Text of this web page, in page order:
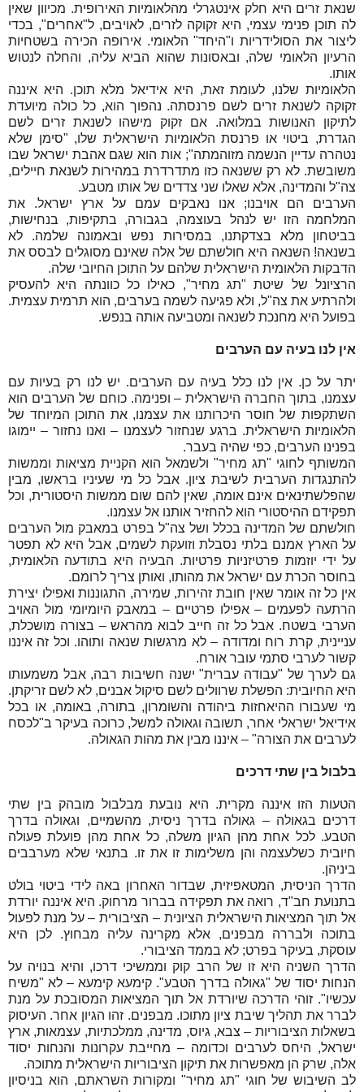
שנאת זרים היא חלק אינטגרלי מהלאומיות האירופית. מכיוון שאין
לה תוכן פנימי עצמי, היא זקוקה לזרים, לאויבים, ל"אחרים", בכדי
ליצור את הסולידריות ו"היחד" הלאומי. אירופה הכירה בשטחיות
הרעיון הלאומי שלה, ובאסונות שהוא הביא עליה, והחלה לנטוש
אותו.
הלאומיות שלנו, לעומת זאת, היא אידיאל מלא תוכן. היא איננה
זקוקה לשנאת זרים לשם פרנסתה. נהפוך הוא, כל כולה מיועדת
לתיקון האנושות במלואה. אם זקוק מישהו לשנאת זרים לשם
הגדרת, ביטוי או פרנסת הלאומיות הישראלית שלו, "סימן שלא
נטהרה עדיין הנשמה מזוהמתה"; אות הוא שגם אהבת ישראל שבו
משובשת. לא רק ששנאה כזו מתדרדרת במהירות לשנאת חיילים,
צה"ל והמדינה, אלא שאלו שני צדדים של אותו מטבע.
הערבים הם אויבנו; אנו נאבקים עמם על ארץ ישראל. את
המלחמה הזו יש לנהל בעוצמה, בגבורה, בתקיפות, בנחישות,
בביטחון מלא בצדקתנו, במסירות נפש ובאמונה שלמה. לא
בשנאה! השנאה היא חולשתם של אלה שאינם מסוגלים לבסס את
הדבקות הלאומית הישראלית שלהם על התוכן החיובי שלה.
הרציונל של שיטת "תג מחיר", כאילו כל כוונתה היא להעסיק
ולהרתיע את צה"ל, ולא פגיעה לשמה בערבים, הוא תרמית עצמית.
בפועל היא מחנכת לשנאה ומטביעה אותה בנפש.
אין לנו בעיה עם הערבים
יתר על כן. אין לנו כלל בעיה עם הערבים. יש לנו רק בעיות עם
עצמנו, בתוך החברה הישראלית – ופנימה. כוחם של הערבים הוא
השתקפות של חוסר היכרותנו את עצמנו, את התוכן המיוחד של
הלאומיות הישראלית. ברגע שנחזור לעצמנו – ואנו נחזור – יימוגו
בפנינו הערבים, כפי שהיה בעבר.
המשותף לחוגי "תג מחיר" ולשמאל הוא הקניית מציאות וממשות
להתנגדות הערבית לשיבת ציון. אבל כל מי שעיניו בראשו, מבין
שהפלשתינאים אינם אומה, שאין להם שום ממשות היסטורית, וכל
תפקידם ההיסטורי הוא להחזיר אותנו אל עצמנו.
חולשתם של המדינה בכלל ושל צה"ל בפרט במאבק מול הערבים
על הארץ אמנם בלתי נסבלת וזועקת לשמים, אבל היא לא תפטר
על ידי יוזמות פרטיזניות פרטיות. הבעיה היא בתודעה הלאומית,
בחוסר הכרת עם ישראל את מהותו, ואותן צריך לרומם.
אין כל זה אומר שאין חובת זהירות, שמירה, התגוננות ואפילו יצירת
הרתעה לפעמים – אפילו פרטיים – במאבק היומיומי מול האויב
הערבי בשטח. אבל כל זה חייב לבוא מהראש – בצורה מושכלת,
עניינית, קרת רוח ומדודה – לא מרגשות שנאה ותוהו. וכל זה איננו
קשור לערבי סתמי עובר אורח.
גם לערך של "עבודה עברית" ישנה חשיבות רבה, אבל משמעותו
היא החיובית: הפשלת שרוולים לשם סיקול אבנים, לא לשם זריקתן.
מי שעבורו ההיאחזות ביהודה והשומרון, בתורה, באומה, או בכל
אידיאל ישראלי אחר, תשובה וגאולה למשל, כרוכה בעיקר ב"לכסח
לערבים את הצורה" – איננו מבין את מהות הגאולה.
בלבול בין שתי דרכים
הטעות הזו איננה מקרית. היא נובעת מבלבול מובהק בין שתי
דרכים בגאולה – גאולה בדרך ניסית, מהשמיים, וגאולה בדרך
הטבע. לכל אחת מהן הגיון משלה, כל אחת מהן פועלת פעולה
חיובית כשלעצמה והן משלימות זו את זו. בתנאי שלא מערבבים
ביניהן.
הדרך הניסית, המטאפיזית, שבדור האחרון באה לידי ביטוי בולט
בתנועת חב"ד, רואה את תפקידה בברור מרחוק. היא איננה יורדת
אל תוך המציאות הישראלית הציונית – הציבורית – על מנת לפעול
בתוכה ולבררה מבפנים, אלא מקרינה עליה מבחוץ. לכן היא
עוסקת, בעיקר בפרט; לא בממד הציבורי.
הדרך השניה היא זו של הרב קוק וממשיכי דרכו, והיא בנויה על
הנחות יסוד של "גאולה בדרך הטבע". קימעא קימעא – לא "משיח
עכשיו". זוהי הדרכה שיורדת אל תוך המציאות המסובכת על מנת
לברר את תהליך שיבת ציון מתוכו. מבפנים. זהו הגיון אחר. העיסוק
בשאלות הציבוריות – צבא, גיוס, מדינה, ממלכתיות, עצמאות, ארץ
ישראל, היחס לערבים וכדומה – מחייבת עקרונות והנחות יסוד
אלה, שרק הן מאפשרות את תיקון הציבוריות הישראלית מתוכה.
לב השיבוש של חוגי "תג מחיר" ומקורות השראתם, הוא בניסיון